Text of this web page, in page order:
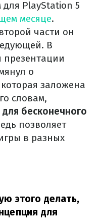
для PlayStation 5
месяце.
части он
В
презентации
о
заложена
словам,
бесконечного
позволяет
в разных
этого делать,
для